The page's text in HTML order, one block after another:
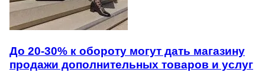
До 20-30% к обороту могут дать магазину
продажи дополнительных товаров и услуг